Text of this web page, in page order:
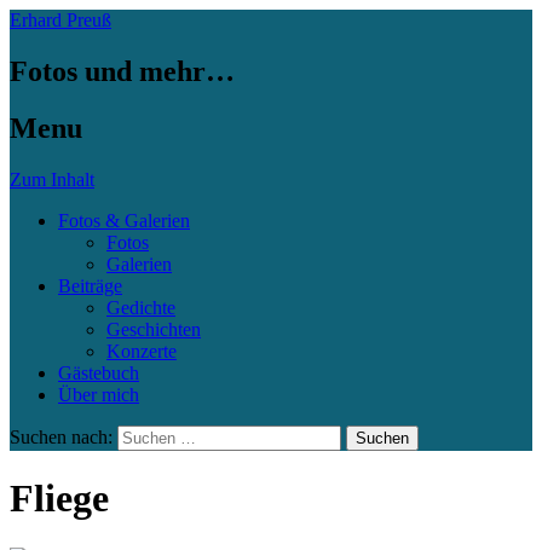
Erhard Preuß
Fotos und mehr…
Menu
Zum Inhalt
Fotos & Galerien
Fotos
Galerien
Beiträge
Gedichte
Geschichten
Konzerte
Gästebuch
Über mich
Suchen nach:
Fliege